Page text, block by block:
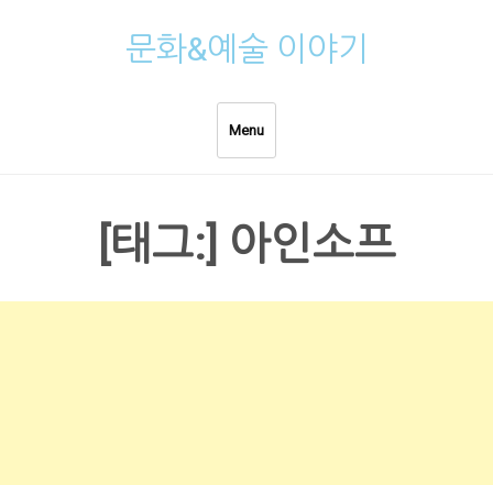
문화&예술 이야기
Menu
[태그:] 아인소프